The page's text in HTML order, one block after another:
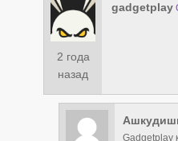
2 года
назад
gadgetplay
Gadgetplay